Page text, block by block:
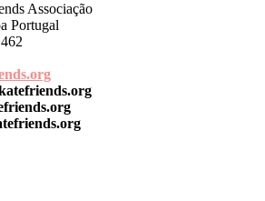
Associação
Portugal